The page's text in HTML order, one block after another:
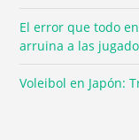
El error que todo
arruina a las
Voleibol en Japón: